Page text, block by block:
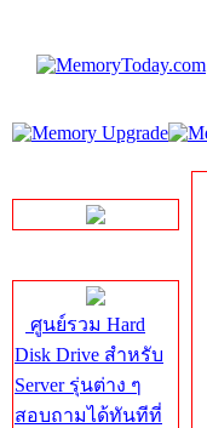
ศูนย์รวม Hard
Disk Drive สำหรับ
Server รุ่นต่าง ๆ
สอบถามได้ทันทีที่